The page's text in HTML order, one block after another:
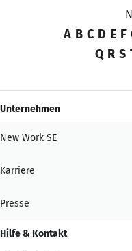
A B C D E F
Q R S
Unternehmen
New Work SE
Karriere
Presse
Hilfe & Kontakt